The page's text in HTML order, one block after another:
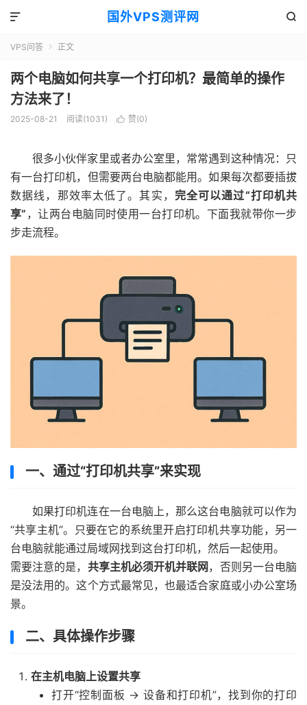
国外VPS测评网 

VPS问答  正文
两个电脑如何共享一个打印机？最简单的操作
方法来了！
2025-08-21 阅读(1031)  赞(0)
很多小伙伴家里或者办公室里，常常遇到这种情况：只
有一台打印机，但需要两台电脑都能用。如果每次都要插拔
数据线，那效率太低了。其实， 完全可以通过“打印机共
享” ，让两台电脑同时使用一台打印机。下面我就带你一步
步走流程。
一、通过“打印机共享”来实现
如果打印机连在一台电脑上，那么这台电脑就可以作为
“共享主机”。只要在它的系统里开启打印机共享功能，另一
台电脑就能通过局域网找到这台打印机，然后一起使用。
需要注意的是， 共享主机必须开机并联网，否则另一台电脑
是没法用的。这个方式最常见，也最适合家庭或小办公室场
景。
二、具体操作步骤
在主机电脑上设置共享
打开“控制面板 → 设备和打印机”，找到你的打印